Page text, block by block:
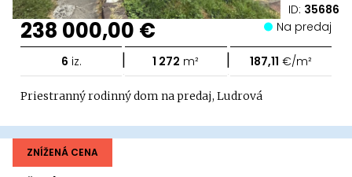
ID: 35686
238 000,00 € Na predaj
6 iz. | 1 272 m² | 187,11 €/m²
Priestranný rodinný dom na predaj, Ludrová
ZNÍŽENÁ CENA